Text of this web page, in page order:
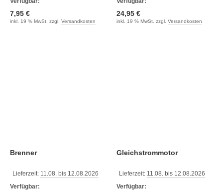
7,95 €
inkl. 19 % MwSt. zzgl. Versandkosten
24,95 €
inkl. 19 % MwSt. zzgl. Versandkosten
Brenner
Lieferzeit: 11.08. bis 12.08.2026
Verfügbar:
Gleichstrommotor
Lieferzeit: 11.08. bis 12.08.2026
Verfügbar: